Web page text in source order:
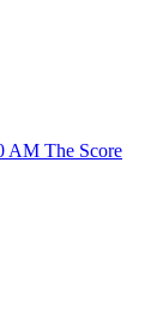
AM The Score